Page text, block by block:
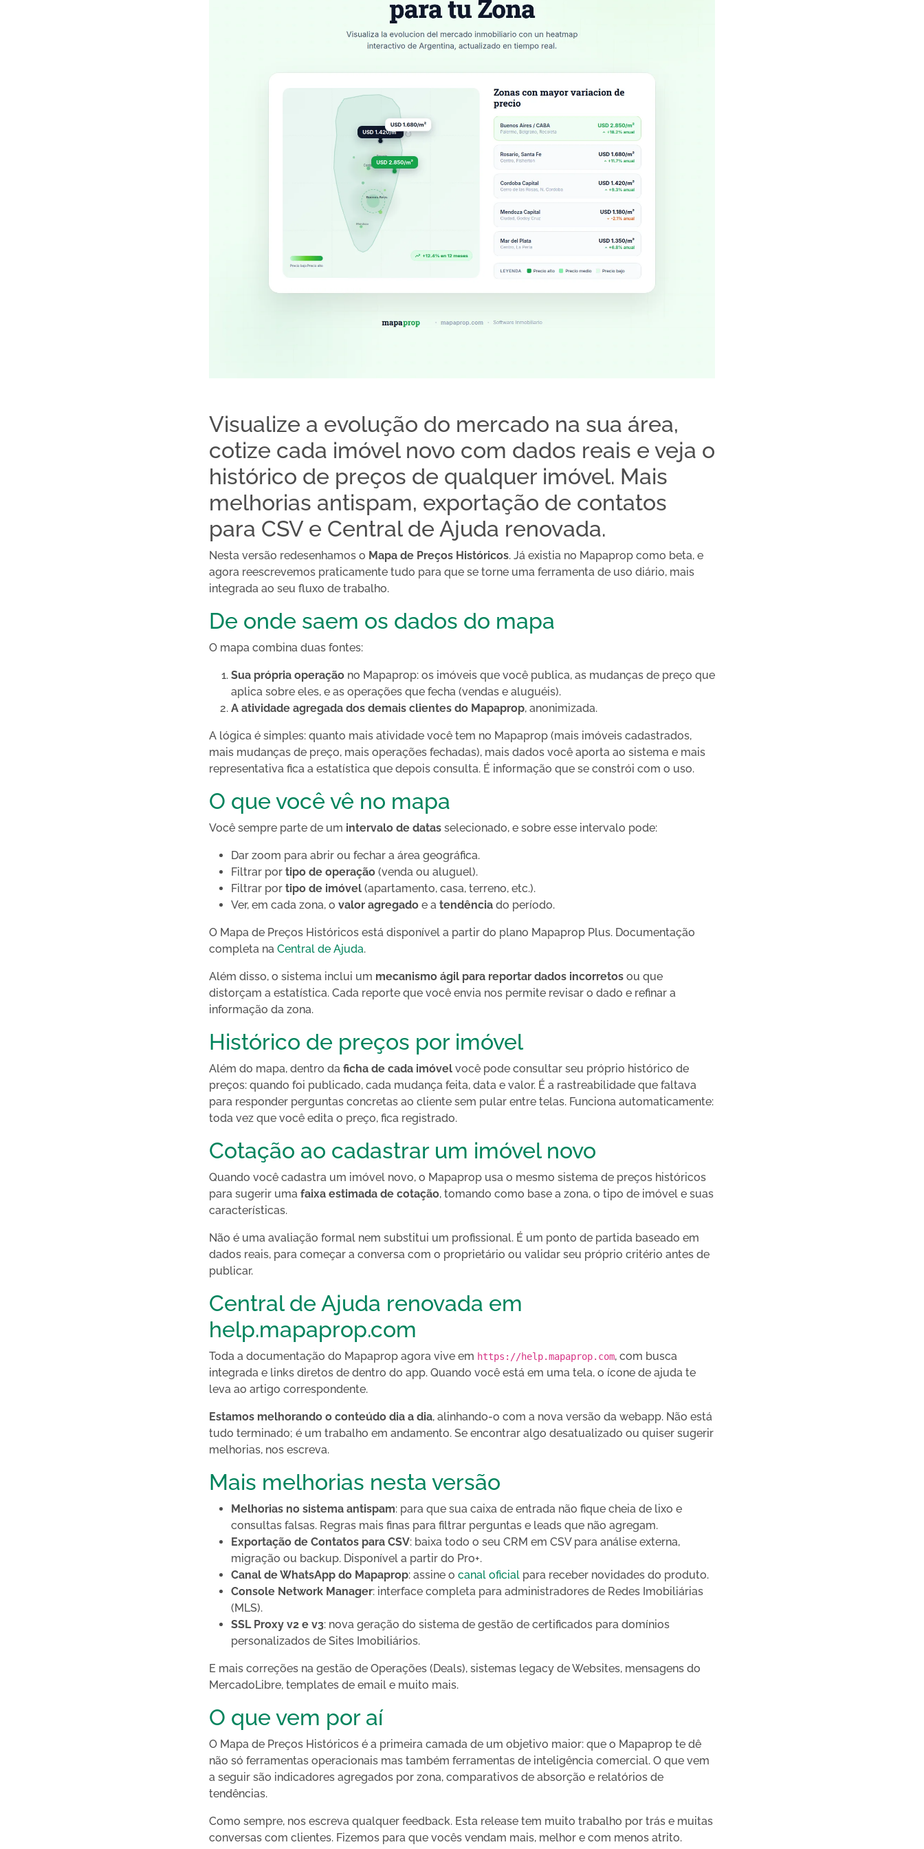
Visualize a evolução do mercado na sua área,
cotize cada imóvel novo com dados reais e veja o
histórico de preços de qualquer imóvel. Mais
melhorias antispam, exportação de contatos
para CSV e Central de Ajuda renovada.
Nesta versão redesenhamos o Mapa de Preços Históricos. Já existia no Mapaprop como beta, e
agora reescrevemos praticamente tudo para que se torne uma ferramenta de uso diário, mais
integrada ao seu fluxo de trabalho.
De onde saem os dados do mapa
O mapa combina duas fontes:
Sua própria operação no Mapaprop: os imóveis que você publica, as mudanças de preço que
aplica sobre eles, e as operações que fecha (vendas e aluguéis).
A atividade agregada dos demais clientes do Mapaprop, anonimizada.
A lógica é simples: quanto mais atividade você tem no Mapaprop (mais imóveis cadastrados,
mais mudanças de preço, mais operações fechadas), mais dados você aporta ao sistema e mais
representativa fica a estatística que depois consulta. É informação que se constrói com o uso.
O que você vê no mapa
Você sempre parte de um intervalo de datas selecionado, e sobre esse intervalo pode:
Dar zoom para abrir ou fechar a área geográfica.
Filtrar por tipo de operação (venda ou aluguel).
Filtrar por tipo de imóvel (apartamento, casa, terreno, etc.).
Ver, em cada zona, o valor agregado e a tendência do período.
O Mapa de Preços Históricos está disponível a partir do plano Mapaprop Plus. Documentação
completa na Central de Ajuda.
Além disso, o sistema inclui um mecanismo ágil para reportar dados incorretos ou que
distorçam a estatística. Cada reporte que você envia nos permite revisar o dado e refinar a
informação da zona.
Histórico de preços por imóvel
Além do mapa, dentro da ficha de cada imóvel você pode consultar seu próprio histórico de
preços: quando foi publicado, cada mudança feita, data e valor. É a rastreabilidade que faltava
para responder perguntas concretas ao cliente sem pular entre telas. Funciona automaticamente:
toda vez que você edita o preço, fica registrado.
Cotação ao cadastrar um imóvel novo
Quando você cadastra um imóvel novo, o Mapaprop usa o mesmo sistema de preços históricos
para sugerir uma faixa estimada de cotação, tomando como base a zona, o tipo de imóvel e suas
características.
Não é uma avaliação formal nem substitui um profissional. É um ponto de partida baseado em
dados reais, para começar a conversa com o proprietário ou validar seu próprio critério antes de
publicar.
Central de Ajuda renovada em
help.mapaprop.com
Toda a documentação do Mapaprop agora vive em https://help.mapaprop.com, com busca
integrada e links diretos de dentro do app. Quando você está em uma tela, o ícone de ajuda te
leva ao artigo correspondente.
Estamos melhorando o conteúdo dia a dia, alinhando-o com a nova versão da webapp. Não está
tudo terminado; é um trabalho em andamento. Se encontrar algo desatualizado ou quiser sugerir
melhorias, nos escreva.
Mais melhorias nesta versão
Melhorias no sistema antispam: para que sua caixa de entrada não fique cheia de lixo e
consultas falsas. Regras mais finas para filtrar perguntas e leads que não agregam.
Exportação de Contatos para CSV: baixa todo o seu CRM em CSV para análise externa,
migração ou backup. Disponível a partir do Pro+.
Canal de WhatsApp do Mapaprop: assine o canal oficial para receber novidades do produto.
Console Network Manager: interface completa para administradores de Redes Imobiliárias
(MLS).
SSL Proxy v2 e v3: nova geração do sistema de gestão de certificados para domínios
personalizados de Sites Imobiliários.
E mais correções na gestão de Operações (Deals), sistemas legacy de Websites, mensagens do
MercadoLibre, templates de email e muito mais.
O que vem por aí
O Mapa de Preços Históricos é a primeira camada de um objetivo maior: que o Mapaprop te dê
não só ferramentas operacionais mas também ferramentas de inteligência comercial. O que vem
a seguir são indicadores agregados por zona, comparativos de absorção e relatórios de
tendências.
Como sempre, nos escreva qualquer feedback. Esta release tem muito trabalho por trás e muitas
conversas com clientes. Fizemos para que vocês vendam mais, melhor e com menos atrito.